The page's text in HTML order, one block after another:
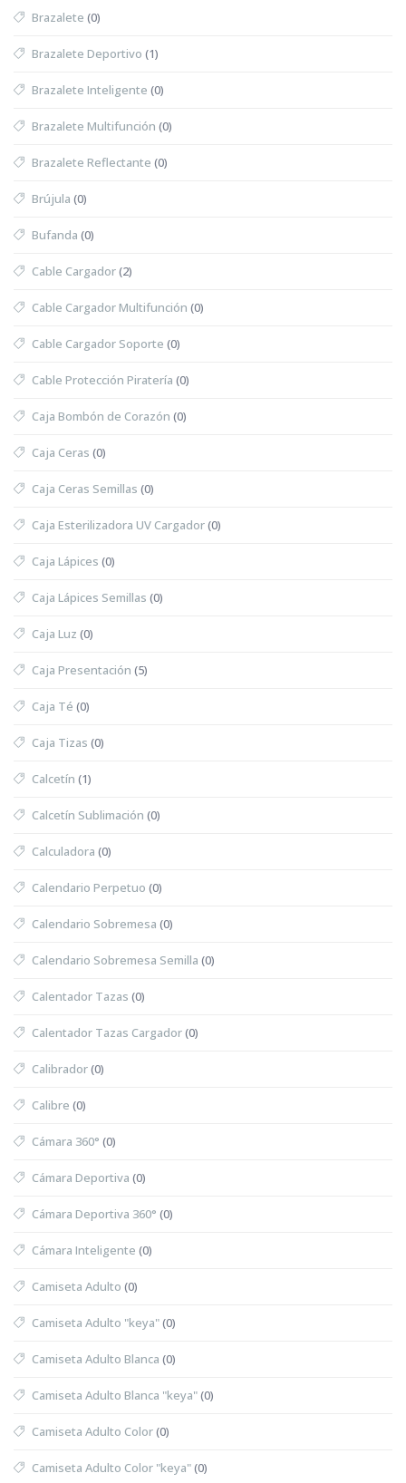
Brazalete (0)
Brazalete Deportivo (1)
Brazalete Inteligente (0)
Brazalete Multifunción (0)
Brazalete Reflectante (0)
Brújula (0)
Bufanda (0)
Cable Cargador(2)
Cable Cargador Multifunción (0)
Cable Cargador Soporte (0)
Cable Protección Piratería (0)
Caja Bombón de Corazón (0)
Caja Ceras (0)
Caja Ceras Semillas (0)
Caja Esterilizadora UV Cargador(0)
Caja Lápices (0)
Caja Lápices Semillas (0)
Caja Luz (0)
Caja Presentación (5)
Caja Té (0)
Caja Tizas (0)
Calcetín (1)
Calcetín Sublimación (0)
Calculadora (0)
Calendario Perpetuo (0)
Calendario Sobremesa (0)
Calendario Sobremesa Semilla (0)
Calentador Tazas (0)
Calentador Tazas Cargador(0)
Calibrador(0)
Calibre (0)
Cámara 360° (0)
Cámara Deportiva (0)
Cámara Deportiva 360° (0)
Cámara Inteligente (0)
Camiseta Adulto (0)
Camiseta Adulto "keya"(0)
Camiseta Adulto Blanca (0)
Camiseta Adulto Blanca "keya"(0)
Camiseta Adulto Color(0)
Camiseta Adulto Color "keya"(0)